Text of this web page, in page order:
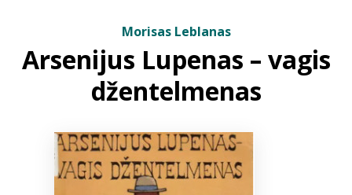
ELVIS atvyksta
Bibliotekoms
Morisas Leblanas
Arsenijus Lupenas – vagis
džentelmenas